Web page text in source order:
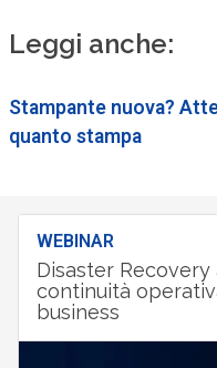
Leggi anche:
Stampante nuova?
quanto stampa
WEBINAR
Disaster Recovery
continuità
business